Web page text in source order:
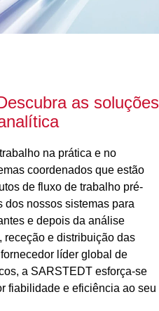
as soluções
na prática e no
coordenados que estão
de fluxo de trabalho pré-
dos nossos sistemas para
e depois da análise
receção e distribuição das
líder global de
a SARSTEDT esforça-se
fiabilidade e eficiência ao seu